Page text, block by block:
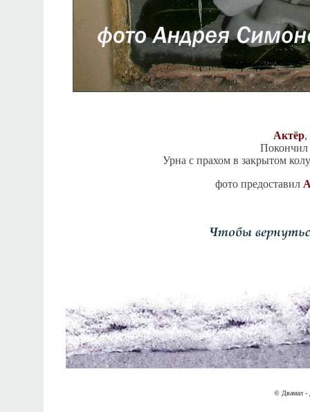
Актёр,
Покончил
Урна с прахом в закрытом
фото предоставил
© Двамал -